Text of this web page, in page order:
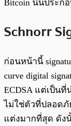
Bitcoin นั้นประก
Schnorr
ก่อนหน้านี้
curve digital
ECDSA แต่เป็นที่
ไม่ใช่ตัวที่ปลอด
แต่งมากที่สุด ดังนั้